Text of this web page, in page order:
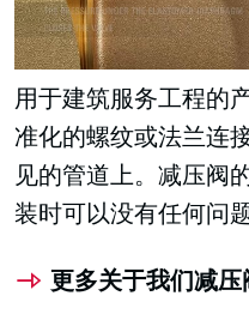
用于建筑服务工程的
准化的螺纹或法兰连
见的管道上。减压阀
装时可以没有任何问题
更多关于我们减